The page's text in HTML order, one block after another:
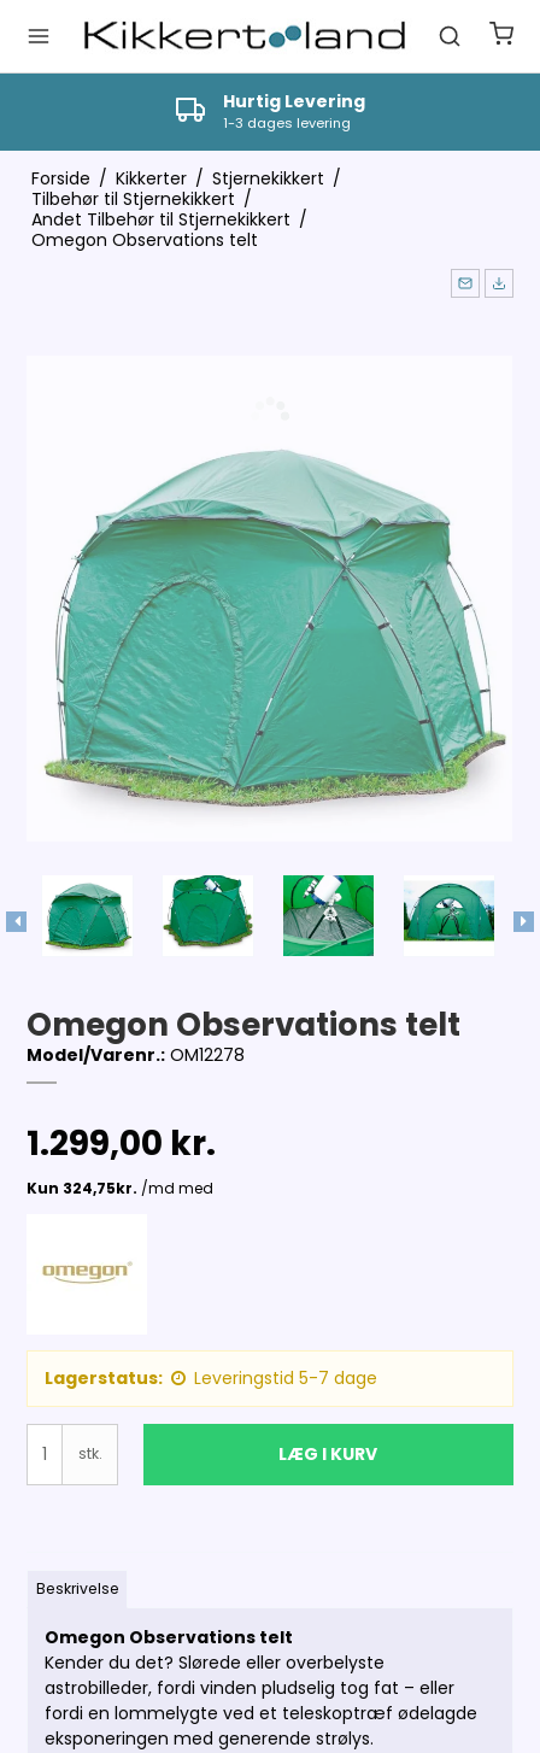
Hurtig Levering
1-3 dages levering
Forside / Kikkerter / Stjernekikkert /
Tilbehør til Stjernekikkert /
Andet Tilbehør til Stjernekikkert /
Omegon Observations telt
Omegon Observations telt
Model/Varenr.: OM12278
1.299,00 kr.
Lagerstatus: Leveringstid 5-7 dage
stk. LÆG I KURV
Beskrivelse
Omegon Observations telt
Kender du det? Slørede eller overbelyste
astrobilleder, fordi vinden pludselig tog fat – eller
fordi en lommelygte ved et teleskoptræf ødelagde
eksponeringen med generende strølys.